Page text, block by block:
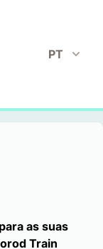
PT
as suas
Train